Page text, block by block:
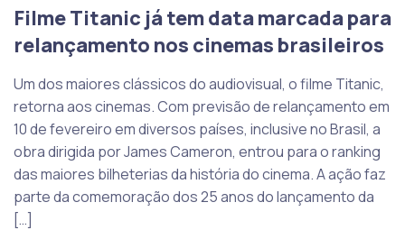
Filme Titanic já tem data marcada para
relançamento nos cinemas brasileiros
Um dos maiores clássicos do audiovisual, o filme Titanic,
retorna aos cinemas. Com previsão de relançamento em
10 de fevereiro em diversos países, inclusive no Brasil, a
obra dirigida por James Cameron, entrou para o ranking
das maiores bilheterias da história do cinema. A ação faz
parte da comemoração dos 25 anos do lançamento da
[…]